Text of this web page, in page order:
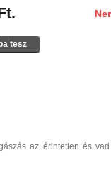
tesz
az érintetlen és